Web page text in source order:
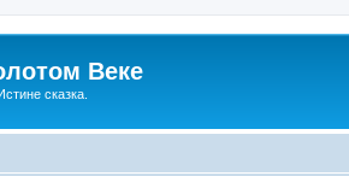
Веке
сказка.